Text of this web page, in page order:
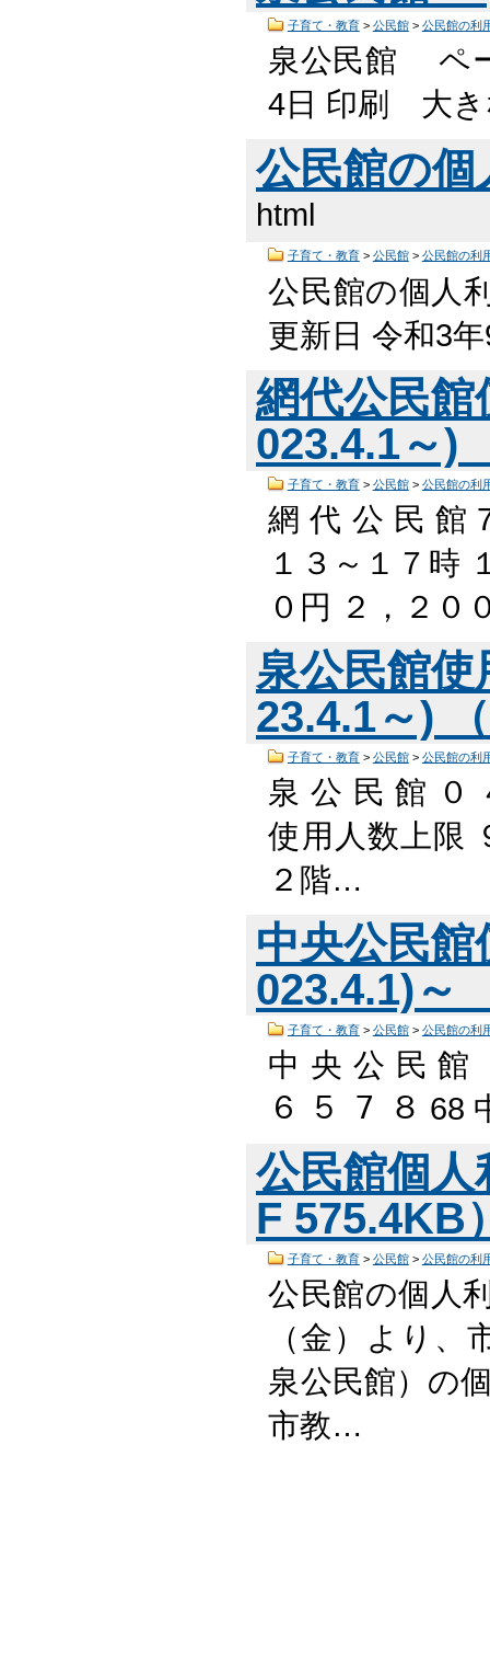
子育て・教育> 公民館> 公民館の利
泉公民館 ペ
4日 印刷 大き
公民館の
html
子育て・教育> 公民館> 公民館の利
公民館の個人
更新日 令和3
網代公民館
023.4.1～)
子育て・教育> 公民館> 公民館の利
網 代 公 民 館
１３～１７時
０円 ２，２０
泉公民館
23.4.1～)
子育て・教育> 公民館> 公民館の利
泉 公 民 館 ０
使用人数上限
２階…
中央公民
023.4.1)～
子育て・教育> 公民館> 公民館の利
中 央 公 民 館
６ ５ ７ ８ 68
公民館個人
F 575.4KB
子育て・教育> 公民館> 公民館の利
公民館の個人
（金）より、
泉公民館）の
市教…